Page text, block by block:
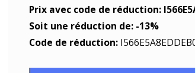
Prix avec code de réduction:
Soit une réduction de: -13%
Code de réduction: